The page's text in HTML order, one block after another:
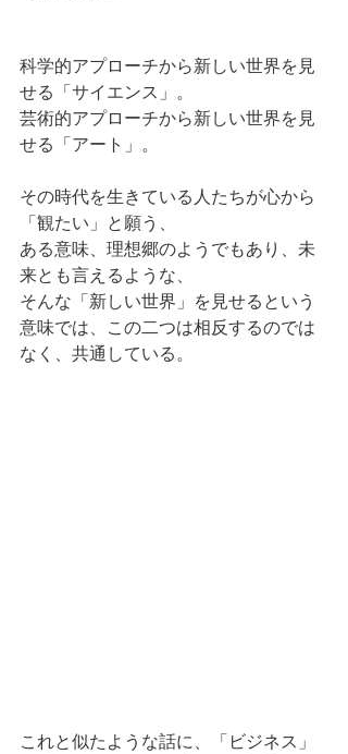
科学的アプローチから新しい世界を見
せる「サイエンス」。
芸術的アプローチから新しい世界を見
せる「アート」。
その時代を生きている人たちが心から
「観たい」と願う、
ある意味、理想郷のようでもあり、未
来とも言えるような、
そんな「新しい世界」を見せるという
意味では、この二つは相反するのでは
なく、共通している。
これと似たような話に、「ビジネス」